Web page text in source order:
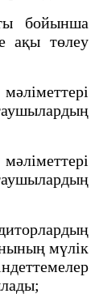
бойынша
ақы төлеу
мүлiк